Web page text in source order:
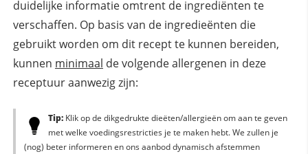
duidelijke informatie omtrent de ingrediënten te
verschaffen. Op basis van de ingredieënten die
gebruikt worden om dit recept te kunnen bereiden,
kunnen minimaal de volgende allergenen in deze
receptuur aanwezig zijn:
Tip:Klik op de dikgedrukte dieëten/allergieën om aan te geven
met welke voedingsrestricties je te maken hebt. We zullen je
(nog) beter informeren en ons aanbod dynamisch afstemmen